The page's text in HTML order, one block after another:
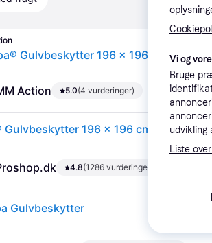
Gulvbeskytter 196 x 196 cm.
Action 5.0(4 vurderinger)
Gulvbeskytter 196 x 196 cm.
4.8(1286 vurderinger)
Gulvbeskytter
Vi og
Bruge
udvikling
Liste